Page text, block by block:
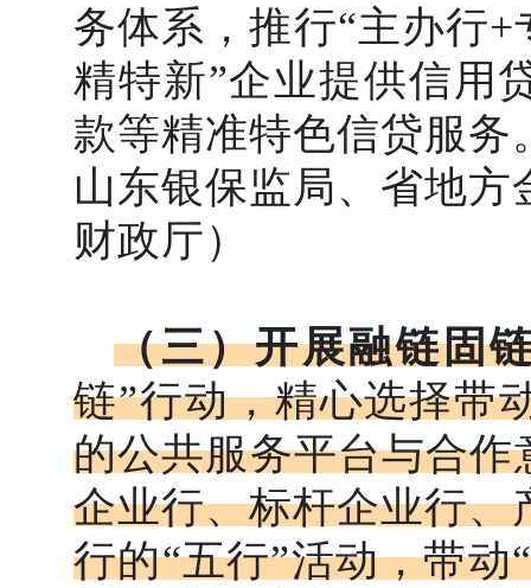
务体系，推行“主办行
精特新”企业提供信用
款等精准特色信贷服
山东银保监局、省地
财政厅）
（三）开展融链固
链”行动，精心选择带
的公共服务平台与合作
企业行、标杆企业行
行的“五行”活动，带